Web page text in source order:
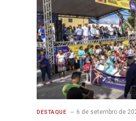
DESTAQUE 6 de setembro de